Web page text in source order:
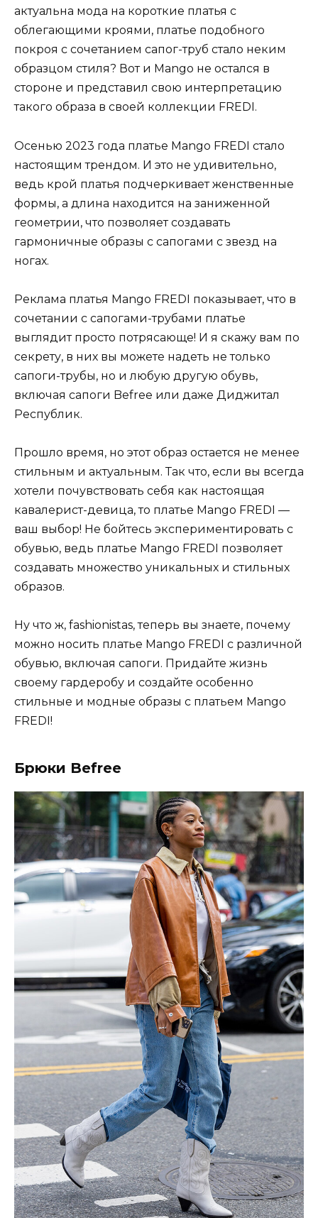
актуальна мода на короткие платья с
облегающими кроями, платье подобного
покроя с сочетанием сапог-труб стало неким
образцом стиля? Вот и Mango не остался в
стороне и представил свою интерпретацию
такого образа в своей коллекции FREDI.
Осенью 2023 года платье Mango FREDI стало
настоящим трендом. И это не удивительно,
ведь крой платья подчеркивает женственные
формы, а длина находится на заниженной
геометрии, что позволяет создавать
гармоничные образы с сапогами с звезд на
ногах.
Реклама платья Mango FREDI показывает, что в
сочетании с сапогами-трубами платье
выглядит просто потрясающе! И я скажу вам по
секрету, в них вы можете надеть не только
сапоги-трубы, но и любую другую обувь,
включая сапоги Befree или даже Диджитал
Республик.
Прошло время, но этот образ остается не менее
стильным и актуальным. Так что, если вы всегда
хотели почувствовать себя как настоящая
кавалерист-девица, то платье Mango FREDI —
ваш выбор! Не бойтесь экспериментировать с
обувью, ведь платье Mango FREDI позволяет
создавать множество уникальных и стильных
образов.
Ну что ж, fashionistas, теперь вы знаете, почему
можно носить платье Mango FREDI с различной
обувью, включая сапоги. Придайте жизнь
своему гардеробу и создайте особенно
стильные и модные образы с платьем Mango
FREDI!
Брюки Befree